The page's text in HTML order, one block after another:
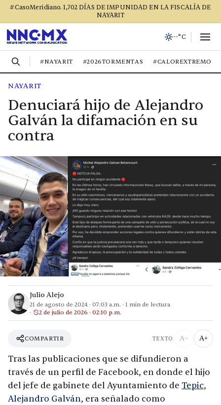
#CasoMeridiano. 1,702 DÍAS DE IMPUNIDAD EN LA FISCALÍA DE
NAYARIT
--°C
#NAYARIT #2026TORMENTAS #CALOREXTREMO
NAYARIT
Denuciará hijo de Alejandro
Galván la difamación en su
contra
Julio Alejo
21 de agosto de 2024 · 07:03 a.m. · 1 min de lectura
2 de julio de 2026 · 02:10 p.m.
COMPARTIR TEXTO A− A+
Tras las publicaciones que se difundieron a
través de un perfil de Facebook, en donde el hijo
del jefe de gabinete del Ayuntamiento de Tepic,
Alejandro Galván, era señalado como